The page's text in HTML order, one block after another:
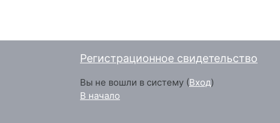
Регистрационное свидетельство
Вы не вошли в систему (Вход)
В начало